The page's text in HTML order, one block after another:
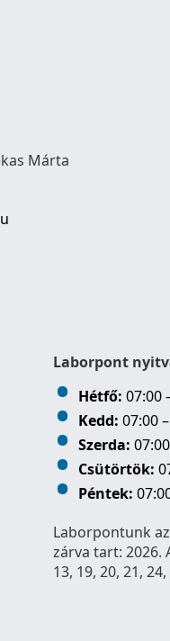
Márta
Laborpont
Hétfő: 07:00
Kedd: 07:00
Szerda:
Csütörtök:
Péntek:
Laborpontunk
zárva tart: 2026.
13, 19, 20, 21, 24,